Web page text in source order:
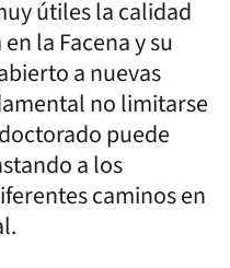
útiles la calidad
la Facena y su
a nuevas
no limitarse
puede
a los
caminos en